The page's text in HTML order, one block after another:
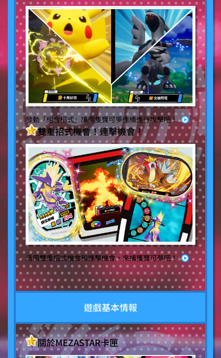
發動「組合招式」讓兩隻寶可夢連續進行攻擊吧！
雙重招式機會！連擊機會！
活用雙重招式機會和連擊機會，來捕獲寶可夢吧！
遊戲基本情報
關於MEZASTAR卡匣